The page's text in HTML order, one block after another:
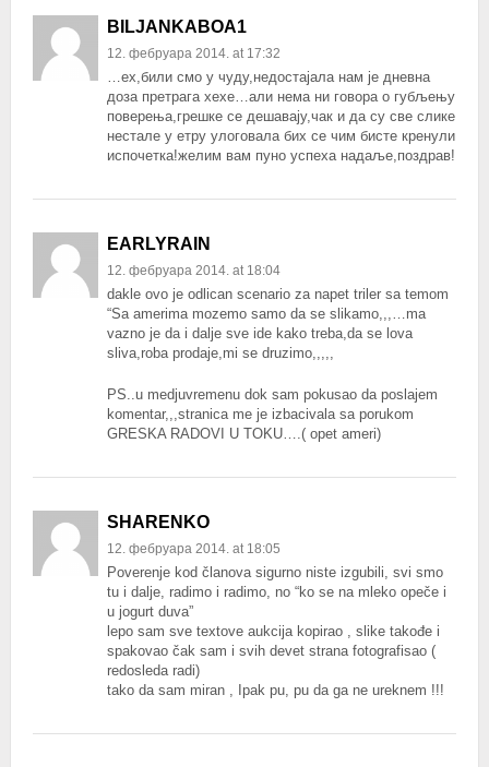
BILJANKABOA1
12. фебруара 2014. at 17:32
…ех,били смо у чуду,недостајала нам је дневна
доза претрага хехе…али нема ни говора о губљењу
поверења,грешке се дешавају,чак и да су све слике
нестале у етру улоговала бих се чим бисте кренули
испочетка!желим вам пуно успеха надаље,поздрав!
EARLYRAIN
12. фебруара 2014. at 18:04
dakle ovo je odlican scenario za napet triler sa temom
“Sa amerima mozemo samo da se slikamo,,,…ma
vazno je da i dalje sve ide kako treba,da se lova
sliva,roba prodaje,mi se druzimo,,,,,
PS..u medjuvremenu dok sam pokusao da poslajem
komentar,,,stranica me je izbacivala sa porukom
GRESKA RADOVI U TOKU….( opet ameri)
SHARENKO
12. фебруара 2014. at 18:05
Poverenje kod članova sigurno niste izgubili, svi smo
tu i dalje, radimo i radimo, no “ko se na mleko opeče i
u jogurt duva”
lepo sam sve textove aukcija kopirao , slike takođe i
spakovao čak sam i svih devet strana fotografisao (
redosleda radi)
tako da sam miran , Ipak pu, pu da ga ne ureknem !!!